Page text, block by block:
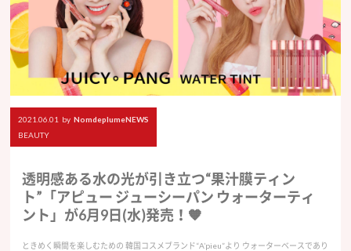
2021.06.01 by NomdeplumeNEWS
BEAUTY
透明感ある水の光が引き立つ“果汁膜ティン
ト”「アピュー ジューシーパン ウォーターティ
ント」が6月9日(水)発売！🧡
ときめく瞬間を楽しむための 韓国コスメブランド“A’pieu”より ウォーターベースであり